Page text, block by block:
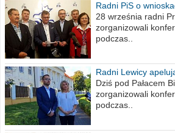
Radni PiS o
na 2021 rok
28 września radni
zorganizowali
podczas..
Radni Lewicy
Wiesława Meringa
Dziś pod Pałacem
zorganizowali
podczas..